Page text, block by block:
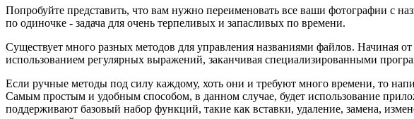
Попробуйте представить, что вам нужно переименовать все ваши фотографии с
по одиночке - задача для очень терпеливых и запасливых по времени.
Существует много разных методов для управления названиями файлов. Начиная
использованием регулярных выражений, заканчивая специализированными
Если ручные методы под силу каждому, хоть они и требуют много времени, то
Самым простым и удобным способом, в данном случае, будет использование
поддерживают базовый набор функций, такие как вставки, удаление, замена,